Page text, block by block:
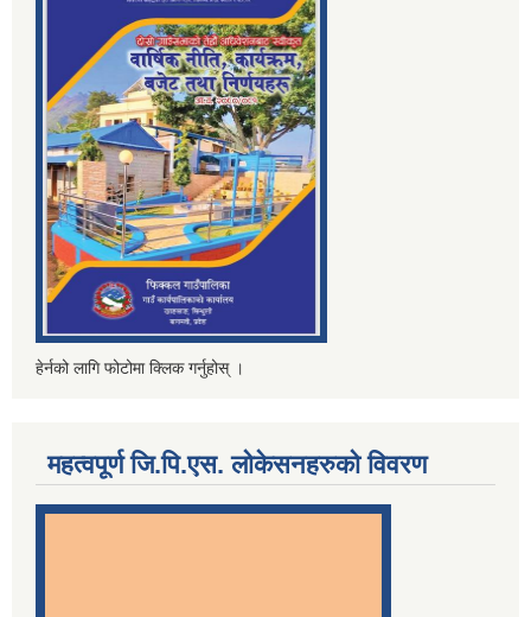
हेर्नको लागि फोटोमा क्लिक गर्नुहोस् ।
महत्वपूर्ण जि.पि.एस. लोकेसनहरुको विवरण